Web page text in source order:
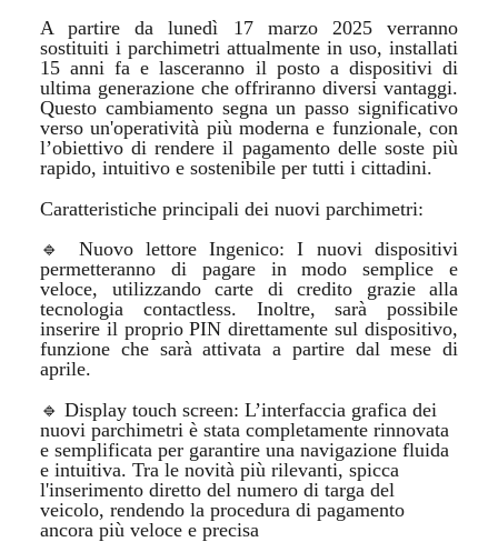
A partire da lunedì 17 marzo 2025 verranno
sostituiti i parchimetri attualmente in uso, installati
15 anni fa e lasceranno il posto a dispositivi di
ultima generazione che offriranno diversi vantaggi.
Questo cambiamento segna un passo significativo
verso un'operatività più moderna e funzionale, con
l’obiettivo di rendere il pagamento delle soste più
rapido, intuitivo e sostenibile per tutti i cittadini.
Caratteristiche principali dei nuovi parchimetri:
🔹
Nuovo lettore Ingenico: I nuovi dispositivi
permetteranno di pagare in modo semplice e
veloce, utilizzando carte di credito grazie alla
tecnologia contactless. Inoltre, sarà possibile
inserire il proprio PIN direttamente sul dispositivo,
funzione che sarà attivata a partire dal mese di
aprile.
🔹 Display touch screen: L’interfaccia grafica dei
nuovi parchimetri è stata completamente rinnovata
e semplificata per garantire una navigazione fluida
e intuitiva. Tra le novità più rilevanti, spicca
l'inserimento diretto del numero di targa del
veicolo, rendendo la procedura di pagamento
ancora più veloce e precisa